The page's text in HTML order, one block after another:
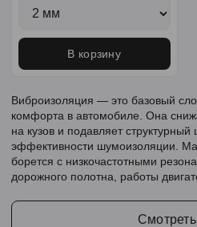
В корзину
Виброизоляция — это базовый
комфорта в автомобиле. Она
на кузов и подавляет
эффективности шумоизоляции.
борется с низкочастотными
дорожного полотна, работы